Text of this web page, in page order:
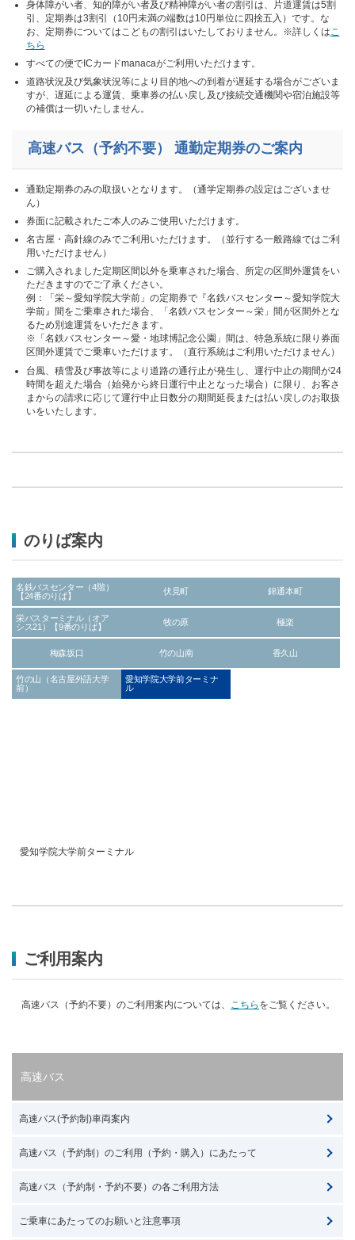
身体障がい者、知的障がい者及び精神障がい者の割引は、片道運賃は5割
引、定期券は3割引（10円未満の端数は10円単位に四捨五入）です。な
お、定期券についてはこどもの割引はいたしておりません。※詳しくは こ
ちら
すべての便でICカードmanacaがご利用いただけます。
道路状況及び気象状況等により目的地への到着が遅延する場合がございま
すが、遅延による運賃、乗車券の払い戻し及び接続交通機関や宿泊施設等
の補償は一切いたしません。
高速バス（予約不要） 通勤定期券のご案内
通勤定期券のみの取扱いとなります。（通学定期券の設定はございませ
ん）
券面に記載されたご本人のみご使用いただけます。
名古屋・高針線のみでご利用いただけます。（並行する一般路線ではご利
用いただけません）
ご購入されました定期区間以外を乗車された場合、所定の区間外運賃をい
ただきますのでご了承ください。
例：「栄～愛知学院大学前」の定期券で『名鉄バスセンター～愛知学院大
学前』間をご乗車された場合、「名鉄バスセンター～栄」間が区間外とな
るため別途運賃をいただきます。
※「名鉄バスセンター～愛・地球博記念公園」間は、特急系統に限り券面
区間外運賃でご乗車いただけます。（直行系統はご利用いただけません）
台風、積雪及び事故等により道路の通行止が発生し、運行中止の期間が24
時間を超えた場合（始発から終日運行中止となった場合）に限り、お客さ
まからの請求に応じて運行中止日数分の期間延長または払い戻しのお取扱
いをいたします。
のりば案内
名鉄バスセンター（4階）
【24番のりば】
伏見町 錦通本町
栄バスターミナル（オア
シス21）【9番のりば】
牧の原 極楽
梅森坂口 竹の山南 香久山
竹の山（名古屋外語大学
前）
愛知学院大学前ターミナ
ル
愛知学院大学前ターミナル
ご利用案内
高速バス（予約不要）のご利用案内については、 こちら をご覧ください。
高速バス
高速バス(予約制)車両案内
高速バス（予約制）のご利用（予約・購入）にあたって
高速バス（予約制・予約不要）の各ご利用方法
ご乗車にあたってのお願いと注意事項